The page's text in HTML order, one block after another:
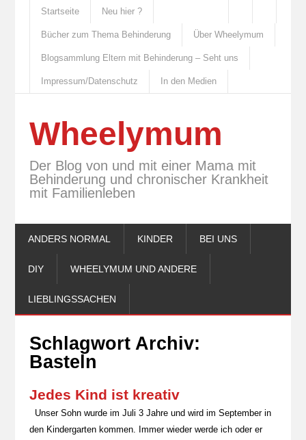
Startseite Neu hier ?
Bücher zum Thema Behinderung Über Wheelymum
Blogsammlung Eltern mit Behinderung – Seht uns
Impressum/Datenschutz In den Medien
Wheelymum
Der Blog von und mit einer Mama mit
Behinderung und chronischer Krankheit
mit Familienleben
ANDERS NORMAL KINDER BEI UNS
DIY WHEELYMUM UND ANDERE
LIEBLINGSSACHEN
Schlagwort Archiv:
Basteln
Jedes Kind ist kreativ
Unser Sohn wurde im Juli 3 Jahre und wird im September in
den Kindergarten kommen. Immer wieder werde ich oder er